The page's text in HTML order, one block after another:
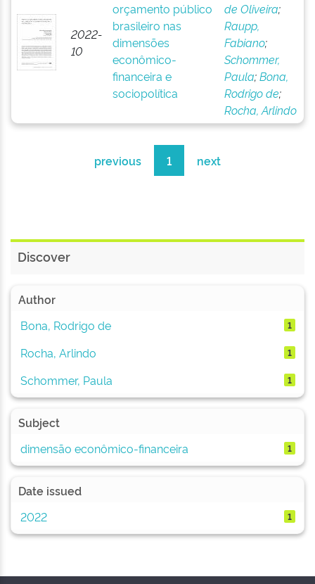
2022-
10
orçamento público
brasileiro nas
dimensões
econômico-
financeira e
sociopolítica
de Oliveira;
Raupp,
Fabiano;
Schommer,
Paula;Bona,
Rodrigo de;
Rocha, Arlindo
previous 1 next
Discover
Author
Bona, Rodrigo de
1
Rocha, Arlindo 1
Schommer, Paula 1
Subject
dimensão econômico-financeira
1
Date issued
2022
1